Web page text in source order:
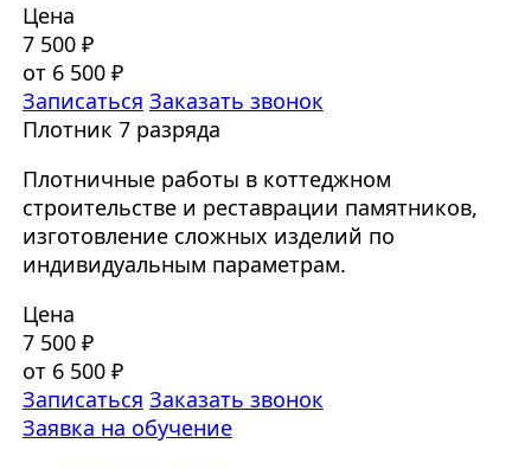
Цена
7 500 ₽
от 6 500 ₽
Записаться Заказать звонок
Плотник 7 разряда
Плотничные работы в коттеджном
строительстве и реставрации памятников,
изготовление сложных изделий по
индивидуальным параметрам.
Цена
7 500 ₽
от 6 500 ₽
Записаться Заказать звонок
Заявка на обучение